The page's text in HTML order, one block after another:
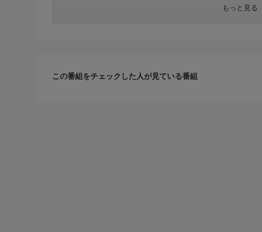
もっと見る
この番組をチェックした人が見ている番組